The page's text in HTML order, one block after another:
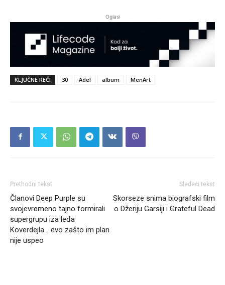
Oglasi
KLJUČNE REČI 30 Adel album MenArt
Prethodni tekst
Članovi Deep Purple su
svojevremeno tajno formirali
supergrupu iza leđa
Koverdejla… evo zašto im plan
nije uspeo
Sledeći tekst
Skorseze snima biografski film
o Džeriju Garsiji i Grateful Dead